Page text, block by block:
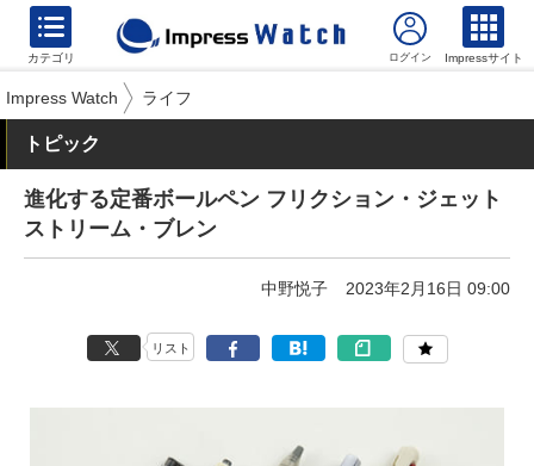
カテゴリ Impressサイト
Impress Watch ライフ
トピック
進化する定番ボールペン フリクション・ジェット
ストリーム・ブレン
中野悦子 2023年2月16日 09:00
リスト